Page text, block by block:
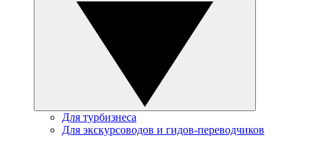
Для турбизнеса
Для экскурсоводов и гидов-переводчиков